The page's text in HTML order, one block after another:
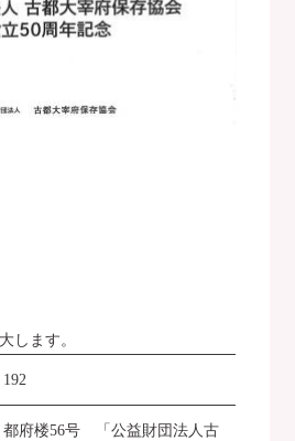
します。
192
都府楼56号 「公益財団法人古